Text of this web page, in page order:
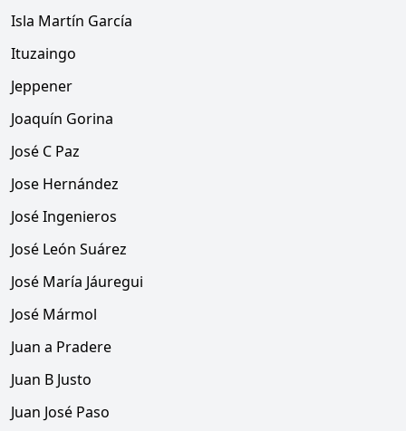
Isla Martín García
Ituzaingo
Jeppener
Joaquín Gorina
José C Paz
Jose Hernández
José Ingenieros
José León Suárez
José María Jáuregui
José Mármol
Juan a Pradere
Juan B Justo
Juan José Paso